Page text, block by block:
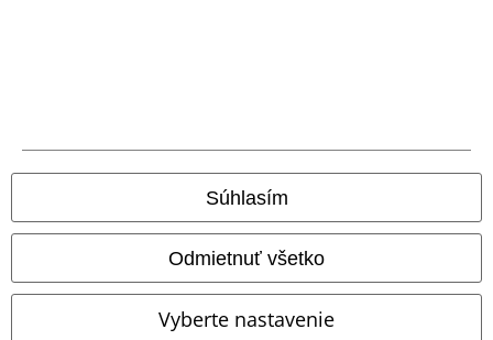
Súhlasím
Odmietnuť všetko
Vyberte nastavenie
Právne informácie
Podmienky
Imprint
Ochrana osobných údajov
Likvidácia odpadu a ochrana životného prostredia